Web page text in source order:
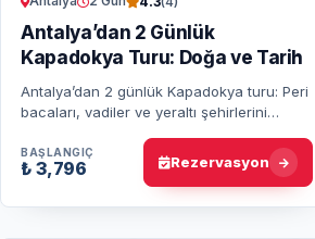
Antalya’dan 2 Günlük
Kapadokya Turu: Doğa ve Tarih
Antalya’dan 2 günlük Kapadokya turu: Peri
bacaları, vadiler ve yeraltı şehirlerini
unutulmaz bir deneyim sun…
BAŞLANGIÇ
₺ 3,796 Rezervasyon